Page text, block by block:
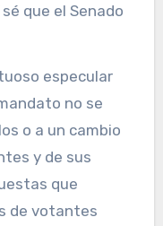
que el Senado
especular
no se
o a un cambio
y de sus
que
de votantes